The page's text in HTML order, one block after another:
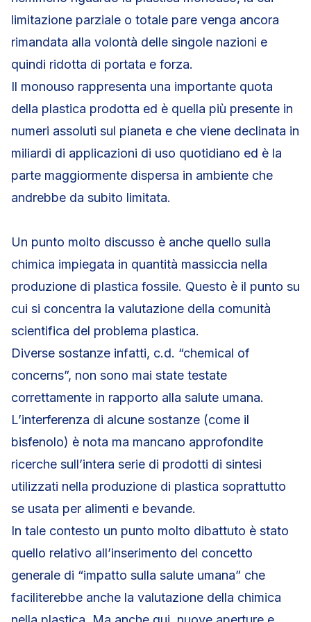
limitazione parziale o totale pare venga ancora
rimandata alla volontà delle singole nazioni e
quindi ridotta di portata e forza.
Il monouso rappresenta una importante quota
della plastica prodotta ed è quella più presente in
numeri assoluti sul pianeta e che viene declinata in
miliardi di applicazioni di uso quotidiano ed è la
parte maggiormente dispersa in ambiente che
andrebbe da subito limitata.
Un punto molto discusso è anche quello sulla
chimica impiegata in quantità massiccia nella
produzione di plastica fossile. Questo è il punto su
cui si concentra la valutazione della comunità
scientifica del problema plastica.
Diverse sostanze infatti, c.d. “chemical of
concerns”, non sono mai state testate
correttamente in rapporto alla salute umana.
L’interferenza di alcune sostanze (come il
bisfenolo) è nota ma mancano approfondite
ricerche sull’intera serie di prodotti di sintesi
utilizzati nella produzione di plastica soprattutto
se usata per alimenti e bevande.
In tale contesto un punto molto dibattuto è stato
quello relativo all’inserimento del concetto
generale di “impatto sulla salute umana” che
faciliterebbe anche la valutazione della chimica